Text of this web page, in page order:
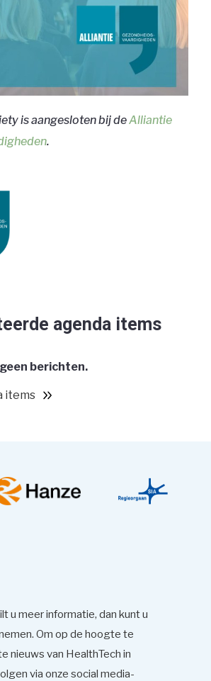
is aangesloten bij deAlliantie
.
agenda items
berichten.
items
u meer informatie, dan kunt u
Om op de hoogte te
nieuws van HealthTech in
via onze social media-